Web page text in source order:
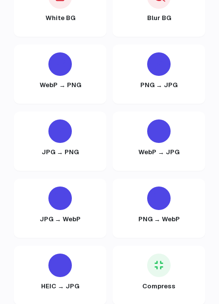
White BG Blur BG
WebP → PNG PNG → JPG
JPG → PNG WebP → JPG
JPG → WebP PNG → WebP
HEIC → JPG Compress